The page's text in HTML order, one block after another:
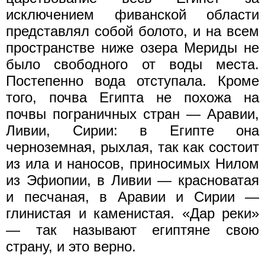
исключением фиванской области
представлял собой болото, и на всем
пространстве ниже озера Мериды не
было свободного от воды места.
Постепенно вода отступала. Кроме
того, почва Египта не похожа на
почвы пограничных стран — Аравии,
Ливии, Сирии: в Египте она
черноземная, рыхлая, так как состоит
из ила и наносов, приносимых Нилом
из Эфиопии, в Ливии — красноватая
и песчаная, в Аравии и Сирии —
глинистая и каменистая. «Дар реки»
— так называют египтяне свою
страну, и это верно.